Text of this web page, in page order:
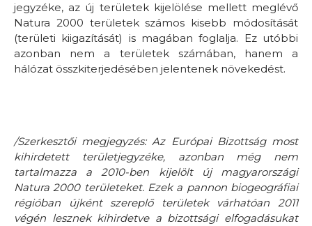
jegyzéke, az új területek kijelölése mellett meglévő
Natura 2000 területek számos kisebb módosítását
(területi kiigazítását) is magában foglalja. Ez utóbbi
azonban nem a területek számában, hanem a
hálózat összkiterjedésében jelentenek növekedést.
/Szerkesztői megjegyzés: Az Európai Bizottság most
kihirdetett területjegyzéke, azonban még nem
tartalmazza a 2010-ben kijelölt új magyarországi
Natura 2000 területeket. Ezek a pannon biogeográfiai
régióban újként szereplő területek várhatóan 2011
végén lesznek kihirdetve a bizottsági elfogadásukat